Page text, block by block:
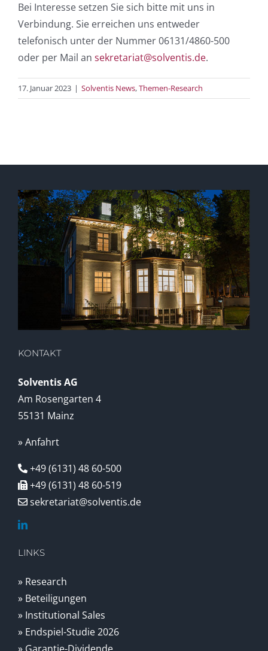
Bei Interesse setzen Sie sich bitte mit uns in
Verbindung. Sie erreichen uns entweder
telefonisch unter der Nummer 06131/4860-500
oder per Mail an sekretariat@solventis.de.
17. Januar 2023 | Solventis News,Themen-Research
KONTAKT
Solventis AG
Am Rosengarten 4
55131 Mainz
» Anfahrt
+49 (6131) 48 60-500
+49 (6131) 48 60-519
sekretariat@solventis.de
LINKS
» Research
» Beteiligungen
» Institutional Sales
» Endspiel-Studie 2026